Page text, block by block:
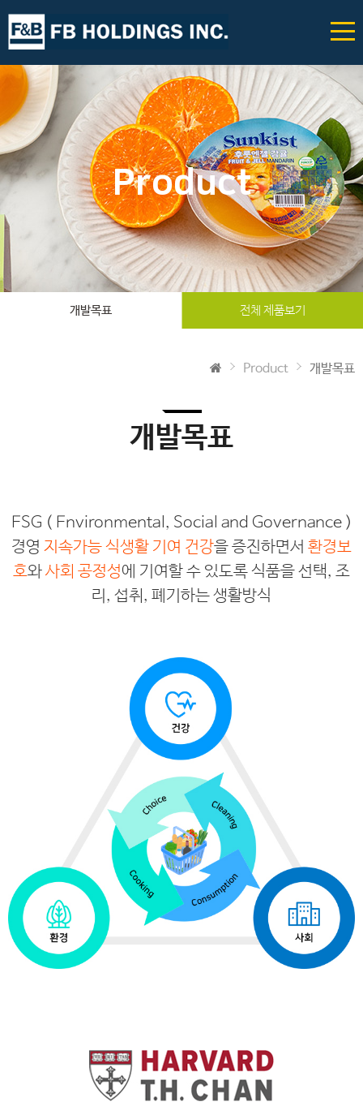
Product
개발목표 전체 제품보기
Product 개발목표
개발목표
ESG ( Environmental, Social and Governance )
경영 지속가능 식생활 기여 건강을 증진하면서 환경보
호와사회 공정성에 기여할 수 있도록 식품을 선택, 조
리, 섭취, 폐기하는 생활방식